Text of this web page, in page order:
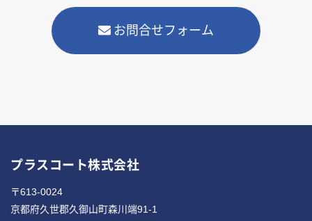
お問合せフォーム
プラスコート株式会社
〒613-0024
京都府久世郡久御山町森川端91-1